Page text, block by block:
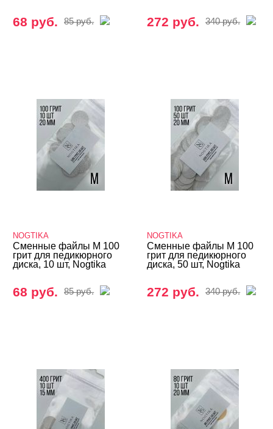
68 руб. 85 руб. 272 руб. 340 руб.
NOGTIKA
Сменные файлы M 100
грит для педикюрного
диска, 10 шт, Nogtika
68 руб. 85 руб.
NOGTIKA
Сменные файлы M 100
грит для педикюрного
диска, 50 шт, Nogtika
272 руб. 340 руб.